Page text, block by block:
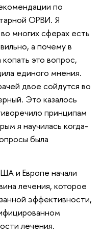
по
ОРВИ. Я
многих сферах есть
а почему в
это вопрос,
единого мнения.
двое сойдутся во
Это казалось
принципам
я научилась когда-
была
и Европе начали
лечения, которое
эффективности,
лечения.